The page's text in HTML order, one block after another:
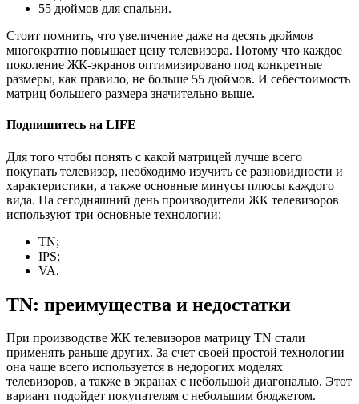
55 дюймов для спальни.
Стоит помнить, что увеличение даже на десять дюймов
многократно повышает цену телевизора. Потому что каждое
поколение ЖК-экранов оптимизировано под конкретные
размеры, как правило, не больше 55 дюймов. И себестоимость
матриц большего размера значительно выше.
Подпишитесь на LIFE
Для того чтобы понять с какой матрицей лучше всего
покупать телевизор, необходимо изучить ее разновидности и
характеристики, а также основные минусы плюсы каждого
вида. На сегодняшний день производители ЖК телевизоров
используют три основные технологии:
TN;
IPS;
VA.
TN: преимущества и недостатки
При производстве ЖК телевизоров матрицу TN стали
применять раньше других. За счет своей простой технологии
она чаще всего используется в недорогих моделях
телевизоров, а также в экранах с небольшой диагональю. Этот
вариант подойдет покупателям с небольшим бюджетом.